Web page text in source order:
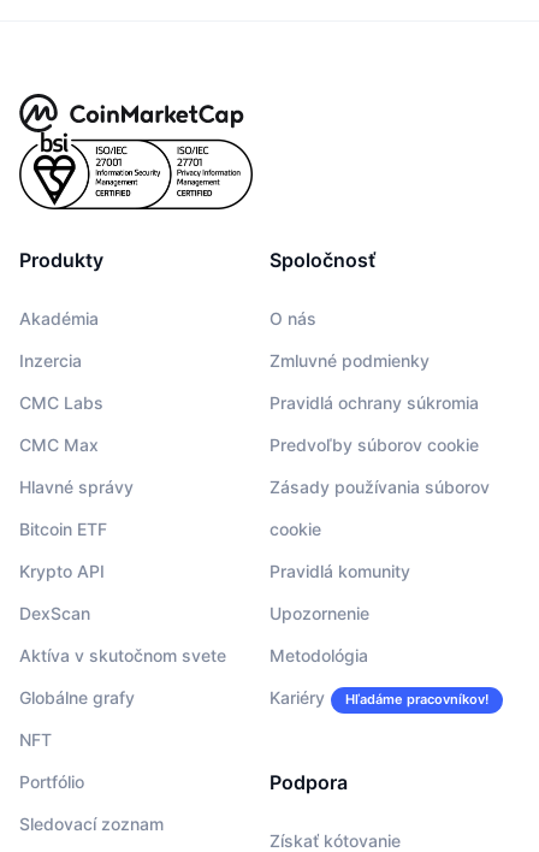
Produkty
Akadémia
Inzercia
CMC Labs
CMC Max
Hlavné správy
Bitcoin ETF
Krypto API
DexScan
Aktíva v skutočnom svete
Globálne grafy
NFT
Portfólio
Sledovací zoznam
Spoločnosť
O nás
Zmluvné podmienky
Pravidlá ochrany súkromia
Predvoľby súborov cookie
Zásady používania súborov
cookie
Pravidlá komunity
Upozornenie
Metodológia
Kariéry Hľadáme pracovníkov!
Podpora
Získať kótovanie